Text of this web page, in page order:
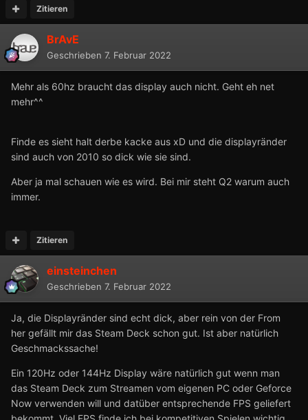
Zitieren
BrAvE
Geschrieben 7. Februar 2022
Mehr als 60hz braucht das display auch nicht. Geht eh net
mehr^^
Finde es sieht halt derbe kacke aus xD und die displayränder
sind auch von 2010 so dick wie sie sind.
Aber ja mal schauen wie es wird. Bei mir steht Q2 warum auch
immer.
Zitieren
einsteinchen
Geschrieben 7. Februar 2022
Ja, die Displayränder sind echt dick, aber rein von der From
her gefällt mir das Steam Deck schon gut. Ist aber natürlich
Geschmackssache!
Ein 120Hz oder 144Hz Display wäre natürlich gut wenn man
das Steam Deck zum Streamen vom eigenen PC oder Geforce
Now verwenden will und datüber entsprechende FPS geliefert